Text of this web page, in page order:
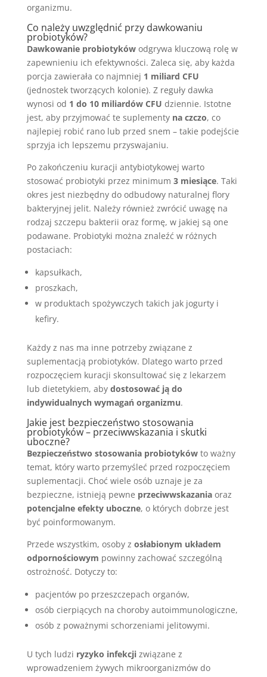
organizmu.
Co należy uwzględnić przy dawkowaniu
probiotyków?
Dawkowanie probiotykówodgrywa kluczową rolę w
zapewnieniu ich efektywności. Zaleca się, aby każda
porcja zawierała co najmniej 1 miliard CFU
(jednostek tworzących kolonie). Z reguły dawka
wynosi od 1 do 10 miliardów CFU dziennie. Istotne
jest, aby przyjmować te suplementy na czczo, co
najlepiej robić rano lub przed snem – takie podejście
sprzyja ich lepszemu przyswajaniu.
Po zakończeniu kuracji antybiotykowej warto
stosować probiotyki przez minimum 3 miesiące. Taki
okres jest niezbędny do odbudowy naturalnej flory
bakteryjnej jelit. Należy również zwrócić uwagę na
rodzaj szczepu bakterii oraz formę, w jakiej są one
podawane. Probiotyki można znaleźć w różnych
postaciach:
kapsułkach,
proszkach,
w produktach spożywczych takich jak jogurty i
kefiry.
Każdy z nas ma inne potrzeby związane z
suplementacją probiotyków. Dlatego warto przed
rozpoczęciem kuracji skonsultować się z lekarzem
lub dietetykiem, aby dostosować ją do
indywidualnych wymagań organizmu.
Jakie jest bezpieczeństwo stosowania
probiotyków – przeciwwskazania i skutki
uboczne?
Bezpieczeństwo stosowania probiotykówto ważny
temat, który warto przemyśleć przed rozpoczęciem
suplementacji. Choć wiele osób uznaje je za
bezpieczne, istnieją pewne przeciwwskazaniaoraz
potencjalne efekty uboczne, o których dobrze jest
być poinformowanym.
Przede wszystkim, osoby z osłabionym układem
odpornościowym powinny zachować szczególną
ostrożność. Dotyczy to:
pacjentów po przeszczepach organów,
osób cierpiących na choroby autoimmunologiczne,
osób z poważnymi schorzeniami jelitowymi.
U tych ludzi ryzyko infekcjizwiązane z
wprowadzeniem żywych mikroorganizmów do